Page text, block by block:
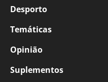
Desporto
Temáticas
Opinião
Suplementos